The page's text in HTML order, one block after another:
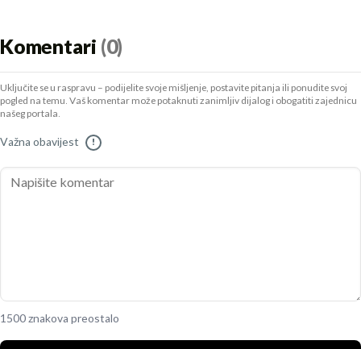
Komentari (0)
Uključite se u raspravu – podijelite svoje mišljenje, postavite pitanja ili ponudite svoj
pogled na temu. Vaš komentar može potaknuti zanimljiv dijalog i obogatiti zajednicu
našeg portala.
Važna obavijest !
1500 znakova preostalo